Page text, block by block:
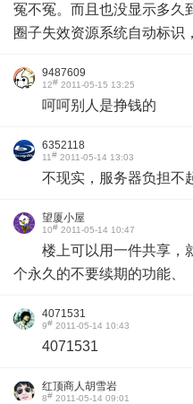
冤不冤。而且也没显示多久
圈子失效资源系统自动标识
9487609
12# 2011-05-15 13:25
呵呵别人是挣钱的
6352118
11# 2011-05-14 13:03
不现实，服务器负担不
望厦小屋
10# 2011-05-14 10:47
楼上可以用一件共享，
个永久的不要续期的功能、
4071531
9# 2011-05-14 10:43
4071531
红顶商人胡雪岩
8# 2011-05-14 09:01